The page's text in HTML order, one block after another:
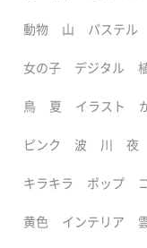
動物 山 パステル
女の子 デジタル
鳥 夏 イラスト
ピンク 波 川 夜
キラキラ ポップ
黄色 インテリア